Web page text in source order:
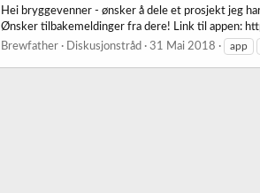
Hei bryggevenner - ønsker å dele et prosjekt jeg
Ønsker tilbakemeldinger fra dere! Link til appen:
Brewfather
Diskusjonstråd 31 Mai 2018 app